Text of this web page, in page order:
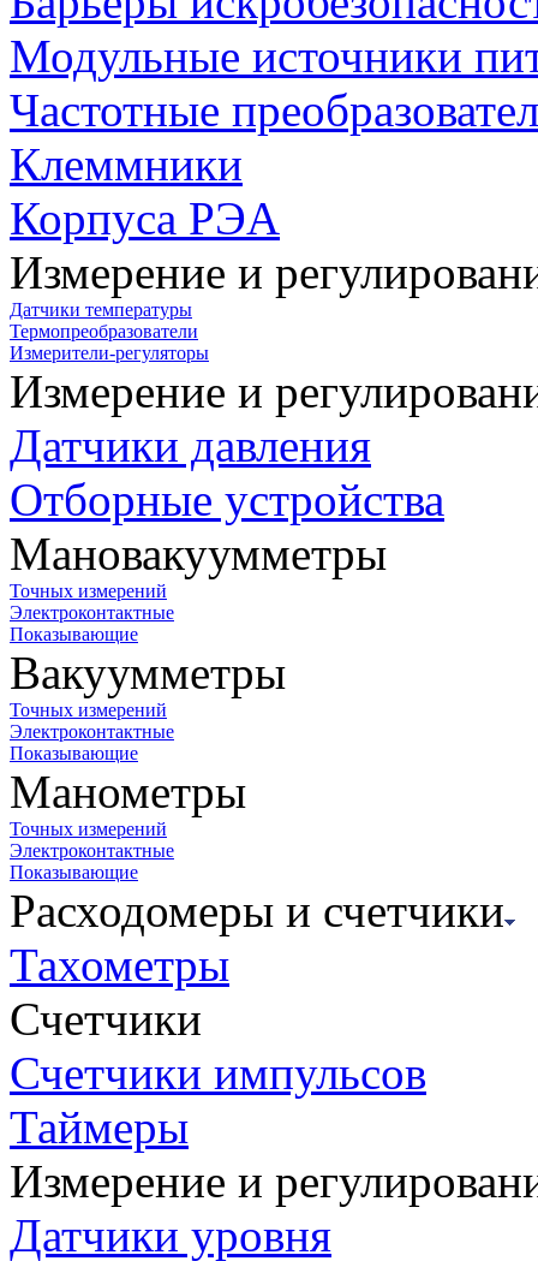
Модульные источники
Частотные
Клеммники
Корпуса РЭА
Измерение и
Датчики температуры
Термопреобразователи
Измерители-регуляторы
Измерение и
Датчики давления
Отборные устройства
Мановакуумметры
Точных измерений
Электроконтактные
Показывающие
Вакуумметры
Точных измерений
Электроконтактные
Показывающие
Манометры
Точных измерений
Электроконтактные
Показывающие
Расходомеры и счетчики
Тахометры
Счетчики
Счетчики импульсов
Таймеры
Измерение и
Датчики уровня